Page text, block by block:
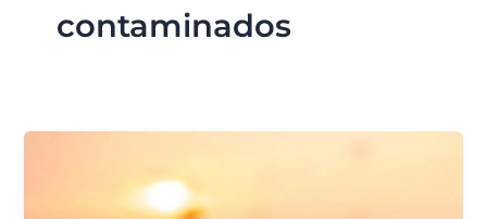
contaminados